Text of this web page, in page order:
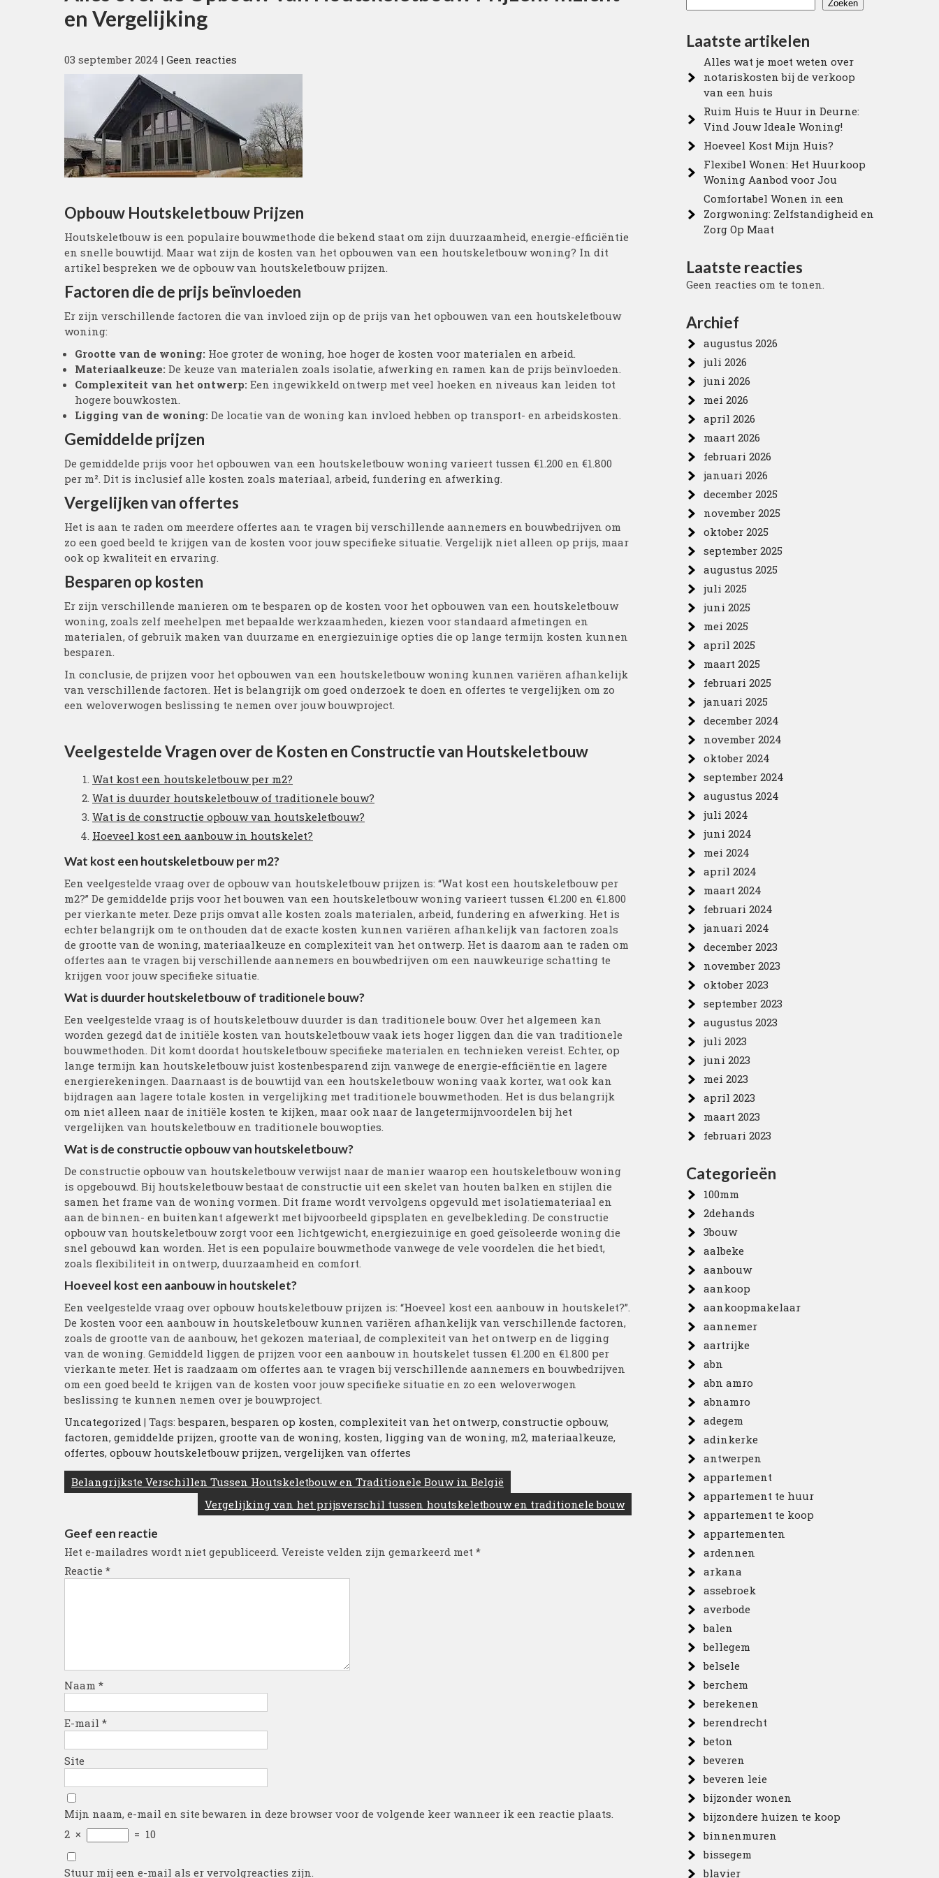
en Vergelijking
03 september 2024 | Geen reacties
Opbouw Houtskeletbouw Prijzen
Houtskeletbouw is een populaire bouwmethode die bekend staat om zijn duurzaamheid, energie-efficiëntie
en snelle bouwtijd. Maar wat zijn de kosten van het opbouwen van een houtskeletbouw woning? In dit
artikel bespreken we de opbouw van houtskeletbouw prijzen.
Factoren die de prijs beïnvloeden
Er zijn verschillende factoren die van invloed zijn op de prijs van het opbouwen van een houtskeletbouw
woning:
Grootte van de woning: Hoe groter de woning, hoe hoger de kosten voor materialen en arbeid.
Materiaalkeuze: De keuze van materialen zoals isolatie, afwerking en ramen kan de prijs beïnvloeden.
Complexiteit van het ontwerp: Een ingewikkeld ontwerp met veel hoeken en niveaus kan leiden tot
hogere bouwkosten.
Ligging van de woning: De locatie van de woning kan invloed hebben op transport- en arbeidskosten.
Gemiddelde prijzen
De gemiddelde prijs voor het opbouwen van een houtskeletbouw woning varieert tussen €1.200 en €1.800
per m². Dit is inclusief alle kosten zoals materiaal, arbeid, fundering en afwerking.
Vergelijken van offertes
Het is aan te raden om meerdere offertes aan te vragen bij verschillende aannemers en bouwbedrijven om
zo een goed beeld te krijgen van de kosten voor jouw specifieke situatie. Vergelijk niet alleen op prijs, maar
ook op kwaliteit en ervaring.
Besparen op kosten
Er zijn verschillende manieren om te besparen op de kosten voor het opbouwen van een houtskeletbouw
woning, zoals zelf meehelpen met bepaalde werkzaamheden, kiezen voor standaard afmetingen en
materialen, of gebruik maken van duurzame en energiezuinige opties die op lange termijn kosten kunnen
besparen.
In conclusie, de prijzen voor het opbouwen van een houtskeletbouw woning kunnen variëren afhankelijk
van verschillende factoren. Het is belangrijk om goed onderzoek te doen en offertes te vergelijken om zo
een weloverwogen beslissing te nemen over jouw bouwproject.
Veelgestelde Vragen over de Kosten en Constructie van Houtskeletbouw
Wat kost een houtskeletbouw per m2?
Wat is duurder houtskeletbouw of traditionele bouw?
Wat is de constructie opbouw van houtskeletbouw?
Hoeveel kost een aanbouw in houtskelet?
Wat kost een houtskeletbouw per m2?
Een veelgestelde vraag over de opbouw van houtskeletbouw prijzen is: “Wat kost een houtskeletbouw per
m2?” De gemiddelde prijs voor het bouwen van een houtskeletbouw woning varieert tussen €1.200 en €1.800
per vierkante meter. Deze prijs omvat alle kosten zoals materialen, arbeid, fundering en afwerking. Het is
echter belangrijk om te onthouden dat de exacte kosten kunnen variëren afhankelijk van factoren zoals
de grootte van de woning, materiaalkeuze en complexiteit van het ontwerp. Het is daarom aan te raden om
offertes aan te vragen bij verschillende aannemers en bouwbedrijven om een nauwkeurige schatting te
krijgen voor jouw specifieke situatie.
Wat is duurder houtskeletbouw of traditionele bouw?
Een veelgestelde vraag is of houtskeletbouw duurder is dan traditionele bouw. Over het algemeen kan
worden gezegd dat de initiële kosten van houtskeletbouw vaak iets hoger liggen dan die van traditionele
bouwmethoden. Dit komt doordat houtskeletbouw specifieke materialen en technieken vereist. Echter, op
lange termijn kan houtskeletbouw juist kostenbesparend zijn vanwege de energie-efficiëntie en lagere
energierekeningen. Daarnaast is de bouwtijd van een houtskeletbouw woning vaak korter, wat ook kan
bijdragen aan lagere totale kosten in vergelijking met traditionele bouwmethoden. Het is dus belangrijk
om niet alleen naar de initiële kosten te kijken, maar ook naar de langetermijnvoordelen bij het
vergelijken van houtskeletbouw en traditionele bouwopties.
Wat is de constructie opbouw van houtskeletbouw?
De constructie opbouw van houtskeletbouw verwijst naar de manier waarop een houtskeletbouw woning
is opgebouwd. Bij houtskeletbouw bestaat de constructie uit een skelet van houten balken en stijlen die
samen het frame van de woning vormen. Dit frame wordt vervolgens opgevuld met isolatiemateriaal en
aan de binnen- en buitenkant afgewerkt met bijvoorbeeld gipsplaten en gevelbekleding. De constructie
opbouw van houtskeletbouw zorgt voor een lichtgewicht, energiezuinige en goed geïsoleerde woning die
snel gebouwd kan worden. Het is een populaire bouwmethode vanwege de vele voordelen die het biedt,
zoals flexibiliteit in ontwerp, duurzaamheid en comfort.
Hoeveel kost een aanbouw in houtskelet?
Een veelgestelde vraag over opbouw houtskeletbouw prijzen is: “Hoeveel kost een aanbouw in houtskelet?”.
De kosten voor een aanbouw in houtskeletbouw kunnen variëren afhankelijk van verschillende factoren,
zoals de grootte van de aanbouw, het gekozen materiaal, de complexiteit van het ontwerp en de ligging
van de woning. Gemiddeld liggen de prijzen voor een aanbouw in houtskelet tussen €1.200 en €1.800 per
vierkante meter. Het is raadzaam om offertes aan te vragen bij verschillende aannemers en bouwbedrijven
om een goed beeld te krijgen van de kosten voor jouw specifieke situatie en zo een weloverwogen
beslissing te kunnen nemen over je bouwproject.
Uncategorized | Tags:besparen,besparen op kosten, complexiteit van het ontwerp, constructie opbouw,
factoren, gemiddelde prijzen, grootte van de woning, kosten, ligging van de woning, m2, materiaalkeuze,
offertes, opbouw houtskeletbouw prijzen, vergelijken van offertes
Berichtnavigatie
Belangrijkste Verschillen Tussen Houtskeletbouw en Traditionele Bouw in België
Vergelijking van het prijsverschil tussen houtskeletbouw en traditionele bouw
Geef een reactie
Het e-mailadres wordt niet gepubliceerd. Vereiste velden zijn gemarkeerd met *
Reactie *
Naam *
E-mail *
Site
Mijn naam, e-mail en site bewaren in deze browser voor de volgende keer wanneer ik een reactie plaats.
2 × = 10
Stuur mij een e-mail als er vervolgreacties zijn.
Zoeken
Laatste artikelen
Alles wat je moet weten over
notariskosten bij de verkoop
van een huis
Ruim Huis te Huur in Deurne:
Vind Jouw Ideale Woning!
Hoeveel Kost Mijn Huis?
Flexibel Wonen: Het Huurkoop
Woning Aanbod voor Jou
Comfortabel Wonen in een
Zorgwoning: Zelfstandigheid en
Zorg Op Maat
Laatste reacties
Geen reacties om te tonen.
Archief
augustus 2026
juli 2026
juni 2026
mei 2026
april 2026
maart 2026
februari 2026
januari 2026
december 2025
november 2025
oktober 2025
september 2025
augustus 2025
juli 2025
juni 2025
mei 2025
april 2025
maart 2025
februari 2025
januari 2025
december 2024
november 2024
oktober 2024
september 2024
augustus 2024
juli 2024
juni 2024
mei 2024
april 2024
maart 2024
februari 2024
januari 2024
december 2023
november 2023
oktober 2023
september 2023
augustus 2023
juli 2023
juni 2023
mei 2023
april 2023
maart 2023
februari 2023
Categorieën
100mm
2dehands
3bouw
aalbeke
aanbouw
aankoop
aankoopmakelaar
aannemer
aartrijke
abn
abn amro
abnamro
adegem
adinkerke
antwerpen
appartement
appartement te huur
appartement te koop
appartementen
ardennen
arkana
assebroek
averbode
balen
bellegem
belsele
berchem
berekenen
berendrecht
beton
beveren
beveren leie
bijzonder wonen
bijzondere huizen te koop
binnenmuren
bissegem
blavier